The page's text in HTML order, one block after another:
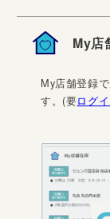
My店
My店舗登録
す。(要ログ